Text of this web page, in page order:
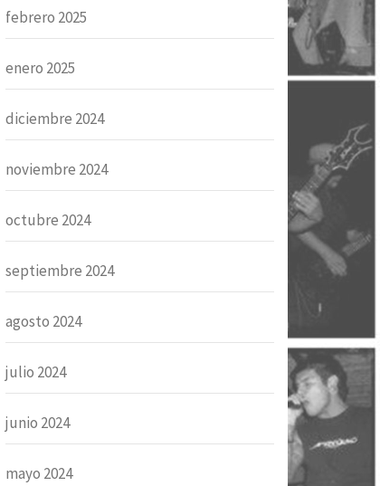
febrero 2025
enero 2025
diciembre 2024
noviembre 2024
octubre 2024
septiembre 2024
agosto 2024
julio 2024
junio 2024
mayo 2024